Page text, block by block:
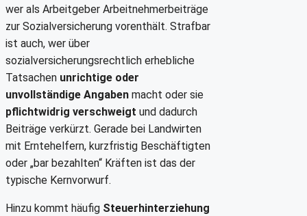
wer als Arbeitgeber Arbeitnehmerbeiträge
zur Sozialversicherung vorenthält. Strafbar
ist auch, wer über
sozialversicherungsrechtlich erhebliche
Tatsachen unrichtige oder
unvollständige Angaben macht oder sie
pflichtwidrig verschweigt und dadurch
Beiträge verkürzt. Gerade bei Landwirten
mit Erntehelfern, kurzfristig Beschäftigten
oder „bar bezahlten“ Kräften ist das der
typische Kernvorwurf.
Hinzu kommt häufig Steuerhinterziehung